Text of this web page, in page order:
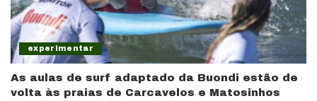
experimentar
As aulas de surf adaptado da Buondi estão de
volta às praias de Carcavelos e Matosinhos